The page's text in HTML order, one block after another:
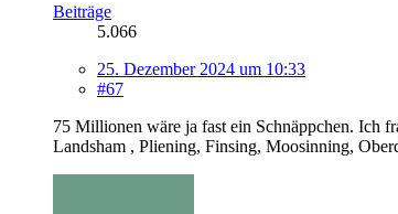
Beiträge
5.066
25. Dezember 2024 um 10:33
#67
75 Millionen wäre ja fast ein Schnäppchen. Ich
Landsham , Pliening, Finsing, Moosinning,